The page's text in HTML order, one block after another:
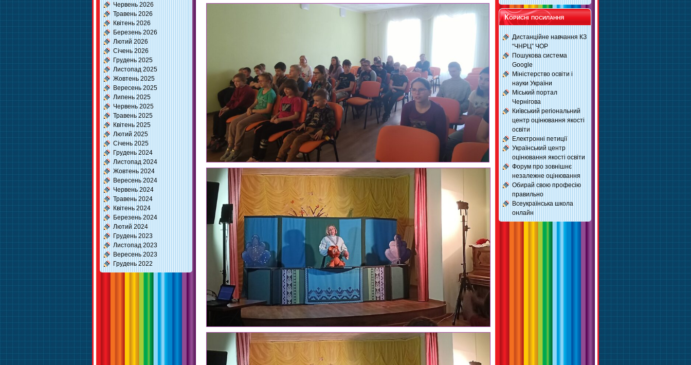
Червень 2026
Травень 2026
Квітень 2026
Березень 2026
Лютий 2026
Січень 2026
Грудень 2025
Листопад 2025
Жовтень 2025
Вересень 2025
Липень 2025
Червень 2025
Травень 2025
Квітень 2025
Лютий 2025
Січень 2025
Грудень 2024
Листопад 2024
Жовтень 2024
Вересень 2024
Червень 2024
Травень 2024
Квітень 2024
Березень 2024
Лютий 2024
Грудень 2023
Листопад 2023
Вересень 2023
Грудень 2022
Корисні посилання
Дистанційне навчання КЗ
“ЧНРЦ” ЧОР
Пошукова система
Google
Міністерство освіти і
науки України
Міський портал
Чернігова
Київський регіональний
центр оцінювання якості
освіти
Електронні петиції
Український центр
оцінювання якості освіти
Форум про зовнішнє
незалежне оцінювання
Обирай свою професію
правильно
Всеукраїнська школа
онлайн